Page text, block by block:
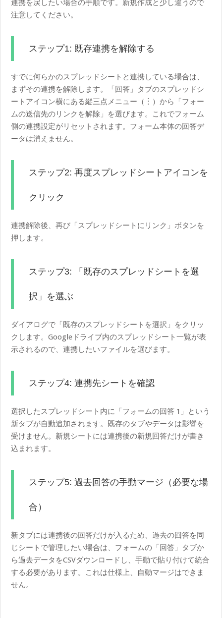
連携を戻したい場合の手順です。新規作成と少し違うので
注意してください。
ステップ1: 既存連携を解除する
すでに何らかのスプレッドシートと連携している場合は、
まずその連携を解除します。「回答」タブのスプレッドシ
ートアイコン横にある縦三点メニュー（︙）から「フォー
ムの送信先のリンクを解除」を選びます。これでフォーム
側の連携設定がリセットされます。フォーム本体の回答デ
ータは消えません。
ステップ2: 再度スプレッドシートアイコンを
クリック
連携解除後、再び「スプレッドシートにリンク」ボタンを
押します。
ステップ3: 「既存のスプレッドシートを選
択」を選ぶ
ダイアログで「既存のスプレッドシートを選択」をクリッ
クします。Googleドライブ内のスプレッドシート一覧が表
示されるので、連携したいファイルを選びます。
ステップ4: 連携先シートを確認
選択したスプレッドシート内に「フォームの回答 1」という
新タブが自動追加されます。既存のタブやデータは影響を
受けません。新規シートには連携後の新規回答だけが書き
込まれます。
ステップ5: 過去回答の手動マージ（必要な場
合）
新タブには連携後の回答だけが入るため、過去の回答を同
じシートで管理したい場合は、フォームの「回答」タブか
ら過去データをCSVダウンロードし、手動で貼り付けて統合
する必要があります。これは仕様上、自動マージはできま
せん。